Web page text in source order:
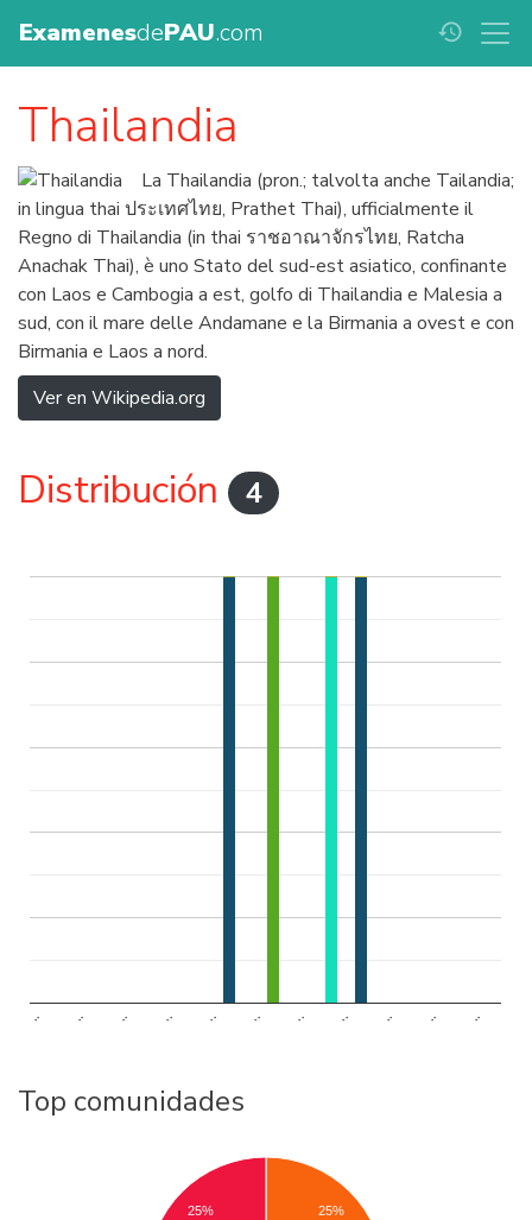
ExamenesdePAU.com history
Thailandia
La Thailandia (pron.; talvolta anche Tailandia;
in lingua thai ประเทศไทย, Prathet Thai), ufficialmente il
Regno di Thailandia (in thai ราชอาณาจักรไทย, Ratcha
Anachak Thai), è uno Stato del sud-est asiatico, confinante
con Laos e Cambogia a est, golfo di Thailandia e Malesia a
sud, con il mare delle Andamane e la Birmania a ovest e con
Birmania e Laos a nord.
Ver en Wikipedia.org
Distribución 4
.. .. .. .. .. .. .. .. .. .. ..
Top comunidades
25%
25%